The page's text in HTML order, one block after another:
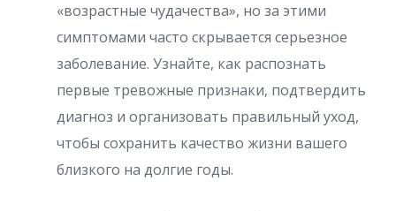
«возрастные чудачества», но за этими
симптомами часто скрывается серьезное
заболевание. Узнайте, как распознать
первые тревожные признаки, подтвердить
диагноз и организовать правильный уход,
чтобы сохранить качество жизни вашего
близкого на долгие годы.